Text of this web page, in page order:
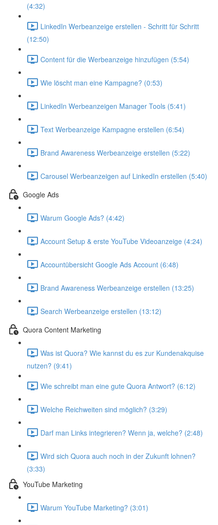
(4:32)
LinkedIn Werbeanzeige erstellen - Schritt für Schritt
(12:50)
Content für die Werbeanzeige hinzufügen (5:54)
Wie löscht man eine Kampagne? (0:53)
LinkedIn Werbeanzeigen Manager Tools (5:41)
Text Werbeanzeige Kampagne erstellen (6:54)
Brand Awareness Werbeanzeige erstellen (5:22)
Carousel Werbeanzeigen auf LinkedIn erstellen (5:40)
Google Ads
Warum Google Ads? (4:42)
Account Setup & erste YouTube Videoanzeige (4:24)
Accountübersicht Google Ads Account (6:48)
Brand Awareness Werbeanzeige erstellen (13:25)
Search Werbeanzeige erstellen (13:12)
Quora Content Marketing
Was ist Quora? Wie kannst du es zur Kundenakquise
nutzen? (9:41)
Wie schreibt man eine gute Quora Antwort? (6:12)
Welche Reichweiten sind möglich? (3:29)
Darf man Links integrieren? Wenn ja, welche? (2:48)
Wird sich Quora auch noch in der Zukunft lohnen?
(3:33)
YouTube Marketing
Warum YouTube Marketing? (3:01)